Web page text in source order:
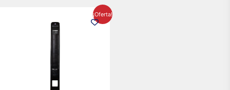
¡Oferta!
original
era:
precio
actual